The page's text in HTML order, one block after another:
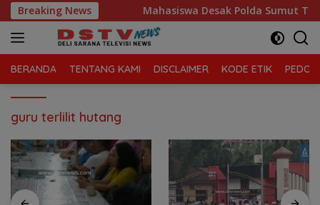
Langsung
ke
konten
Breaking News
Kelola Sampah Mahasiswa Desak Polda Sumut
BERANDA TENTANG KAMI DISCLAIMER KODE ETIK
guru terlilit hutang